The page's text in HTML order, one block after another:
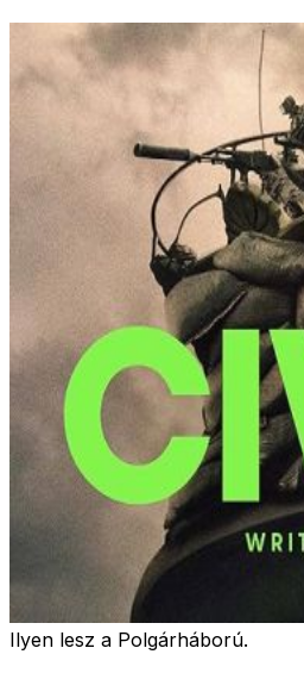
Ilyen lesz a Polgárháború.